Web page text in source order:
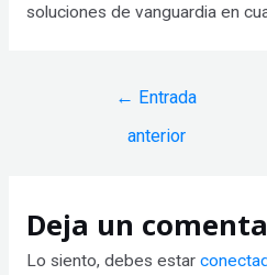
soluciones de vanguardia en
Navegación
entradas
← Entrada
anterior
Deja un
Lo siento, debes estar